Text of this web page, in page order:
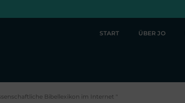
START ÜBER JO
Bibellexikon im Internet "